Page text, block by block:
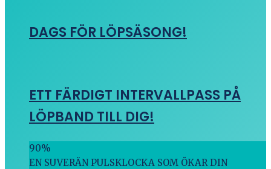
DAGS FÖR LÖPSÄSONG!
ETT FÄRDIGT INTERVALLPASS PÅ
LÖPBAND TILL DIG!
90%
EN SUVERÄN PULSKLOCKA SOM ÖKAR DIN